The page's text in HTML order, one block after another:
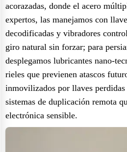
acorazadas, donde el acero
expertos, las manejamos con
decodificadas y vibradores
giro natural sin forzar; para
desplegamos lubricantes nano-
rieles que previenen atascos
inmovilizados por llaves
sistemas de duplicación remota
electrónica sensible.